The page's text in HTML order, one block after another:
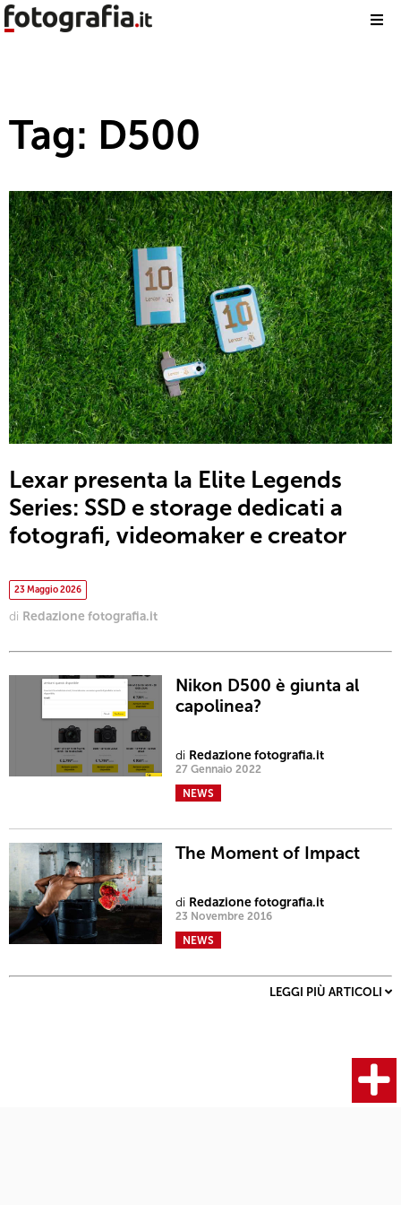
Tag: D500
Lexar presenta la Elite Legends
Series: SSD e storage dedicati a
fotografi, videomaker e creator
23 Maggio 2026
di Redazione fotografia.it
Nikon D500 è giunta al
capolinea?
di Redazione fotografia.it
27 Gennaio 2022
NEWS
The Moment of Impact
di Redazione fotografia.it
23 Novembre 2016
NEWS
LEGGI PIÙ ARTICOLI